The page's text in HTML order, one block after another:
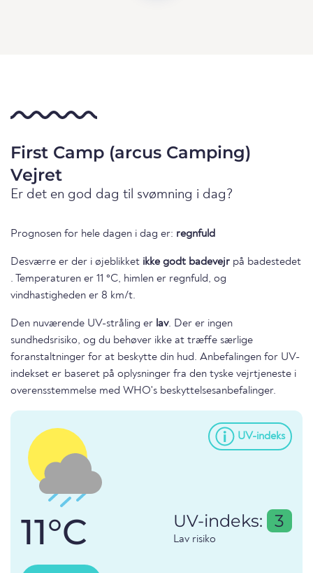
First Camp (arcus Camping)
Vejret
Er det en god dag til svømning i dag?
Prognosen for hele dagen i dag er: regnfuld
Desværre er der i øjeblikket ikke godt badevejr på badestedet
. Temperaturen er 11 °C, himlen er regnfuld, og
vindhastigheden er 8 km/t.
Den nuværende UV-stråling er lav. Der er ingen
sundhedsrisiko, og du behøver ikke at træffe særlige
foranstaltninger for at beskytte din hud. Anbefalingen for UV-
indekset er baseret på oplysninger fra den tyske vejrtjeneste i
overensstemmelse med WHO's beskyttelsesanbefalinger.
UV-indeks
11°C UV-indeks: 3
Lav risiko